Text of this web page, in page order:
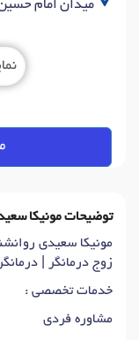
میدان امام
توضیحات مونیکا
مونیکا سعیدی
زوج درمانگر |
خدمات تخصصی :
مشاوره فردی